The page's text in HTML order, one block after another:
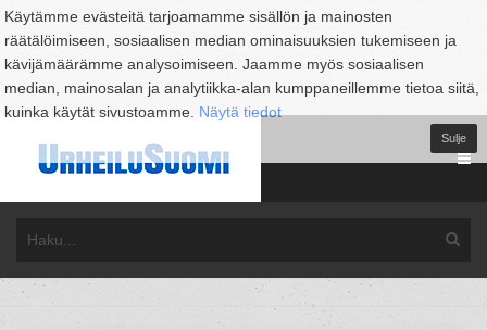
Käytämme evästeitä tarjoamamme sisällön ja mainosten
räätälöimiseen, sosiaalisen median ominaisuuksien tukemiseen ja
kävijämäärämme analysoimiseen. Jaamme myös sosiaalisen
median, mainosalan ja analytiikka-alan kumppaneillemme tietoa siitä,
kuinka käytät sivustoamme. Näytä tiedot
Sulje